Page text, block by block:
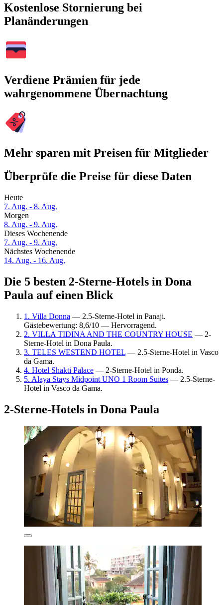
Kostenlose Stornierung bei
Planänderungen
Verdiene Prämien für jede
wahrgenommene Übernachtung
Mehr sparen mit Preisen für Mitglieder
Überprüfe die Preise für diese Daten
Heute
7. Aug. - 8. Aug.
Morgen
8. Aug. - 9. Aug.
Dieses Wochenende
7. Aug. - 9. Aug.
Nächstes Wochenende
14. Aug. - 16. Aug.
Die 5 besten 2-Sterne-Hotels in Dona
Paula auf einen Blick
1. Villa Donna — 2.5-Sterne-Hotel in Panaji.
Gästebewertung: 8,6/10 — Hervorragend.
2. VILLA TIDINA AND THE COUNTRY HOUSE — 2-
Sterne-Hotel in Dona Paula.
3. TELES WESTEND HOTEL — 2.5-Sterne-Hotel in Vasco
da Gama.
4. Hotel Shakti Palace — 2-Sterne-Hotel in Ponda.
5. Alaya Stays Midpoint UNO 1 Room Suites — 2.5-Sterne-
Hotel in Vasco da Gama.
2-Sterne-Hotels in Dona Paula